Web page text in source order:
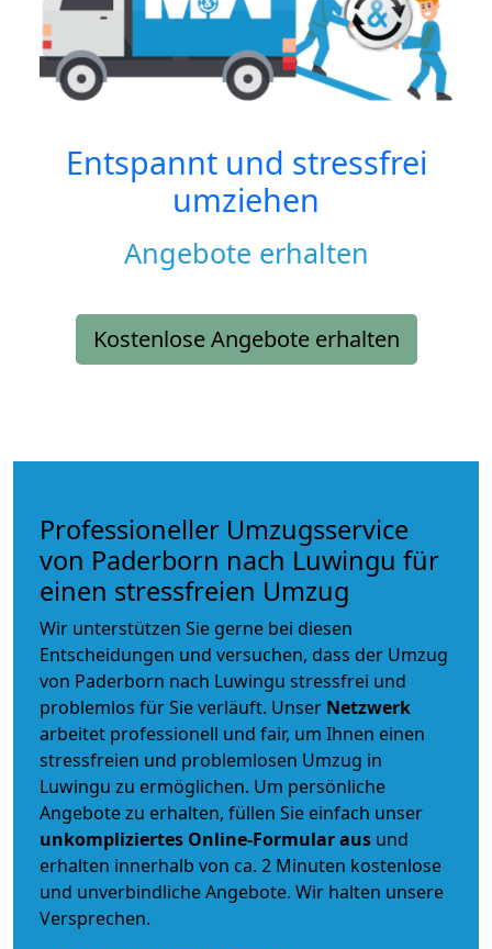
Entspannt und stressfrei
umziehen
Angebote erhalten
Kostenlose Angebote erhalten
Professioneller Umzugsservice
von Paderborn nach Luwingu für
einen stressfreien Umzug
Wir unterstützen Sie gerne bei diesen
Entscheidungen und versuchen, dass der Umzug
von Paderborn nach Luwingu stressfrei und
problemlos für Sie verläuft. Unser Netzwerk
arbeitet professionell und fair, um Ihnen einen
stressfreien und problemlosen Umzug in
Luwingu zu ermöglichen. Um persönliche
Angebote zu erhalten, füllen Sie einfach unser
unkompliziertes Online-Formular aus und
erhalten innerhalb von ca. 2 Minuten kostenlose
und unverbindliche Angebote. Wir halten unsere
Versprechen.